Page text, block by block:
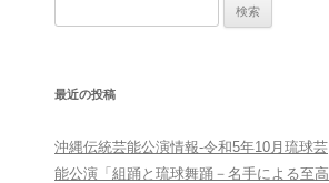
最近の投稿
沖縄伝統芸能公演情報-令和5年10月琉球芸
能公演「組踊と琉球舞踊－名手による至高